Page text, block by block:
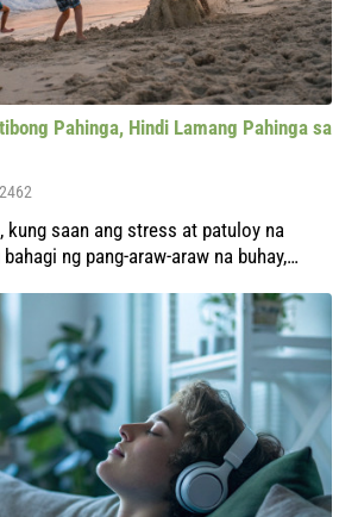
Pahinga, Hindi Lamang Pahinga sa
2462
kung saan ang stress at patuloy na
ng pang-araw-araw na buhay,